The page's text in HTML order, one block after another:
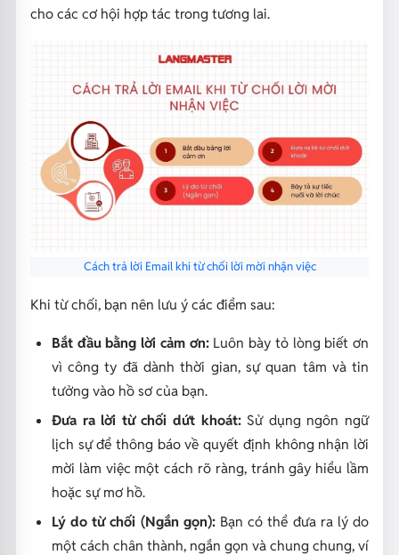
cho các cơ hội hợp tác trong tương lai.
Cách trả lời Email khi từ chối lời mời nhận việc
Khi từ chối, bạn nên lưu ý các điểm sau:
Bắt đầu bằng lời cảm ơn:Luôn bày tỏ lòng biết ơn
vì công ty đã dành thời gian, sự quan tâm và tin
tưởng vào hồ sơ của bạn.
Đưa ra lời từ chối dứt khoát:Sử dụng ngôn ngữ
lịch sự để thông báo về quyết định không nhận lời
mời làm việc một cách rõ ràng, tránh gây hiểu lầm
hoặc sự mơ hồ.
Lý do từ chối (Ngắn gọn):Bạn có thể đưa ra lý do
một cách chân thành, ngắn gọn và chung chung, ví